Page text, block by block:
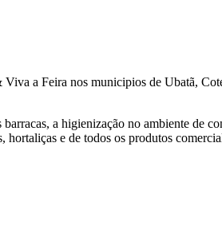
a Feira nos municipios de Ubatã,
a higienização no ambiente de
hortaliças e de todos os produtos